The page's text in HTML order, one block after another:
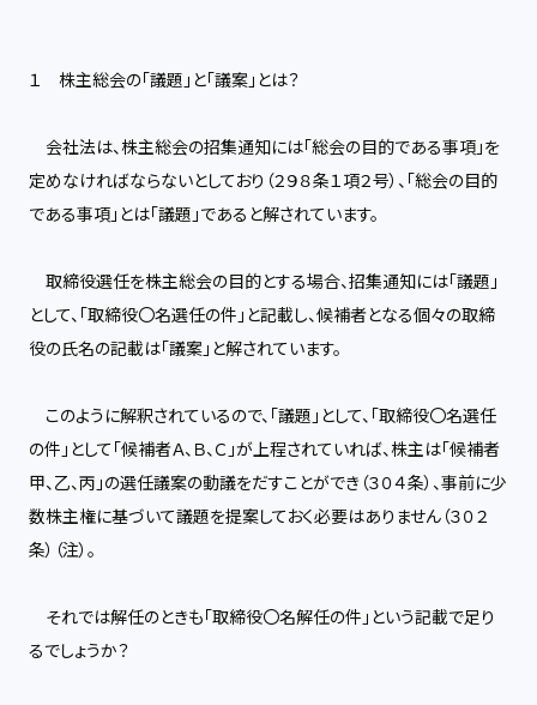
１ 株主総会の「議題」と「議案」とは？
会社法は、株主総会の招集通知には「総会の目的である事項」を
定めなければならないとしており（２９８条１項２号）、「総会の目的
である事項」とは「議題」であると解されています。
取締役選任を株主総会の目的とする場合、招集通知には「議題」
として、「取締役〇名選任の件」と記載し、候補者となる個々の取締
役の氏名の記載は「議案」と解されています。
このように解釈されているので、「議題」として、「取締役〇名選任
の件」として「候補者Ａ、Ｂ、Ｃ」が上程されていれば、株主は「候補者
甲、乙、丙」の選任議案の動議をだすことができ（３０４条）、事前に少
数株主権に基づいて議題を提案しておく必要はありません（３０２
条）（注）。
それでは解任のときも「取締役〇名解任の件」という記載で足り
るでしょうか？